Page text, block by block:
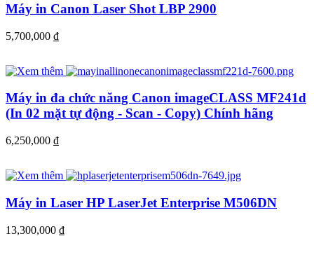
Máy in Canon Laser Shot LBP 2900
5,700,000 đ
Máy in đa chức năng Canon imageCLASS MF241d
(In 02 mặt tự động - Scan - Copy) Chính hãng
6,250,000 đ
Máy in Laser HP LaserJet Enterprise M506DN
13,300,000 đ